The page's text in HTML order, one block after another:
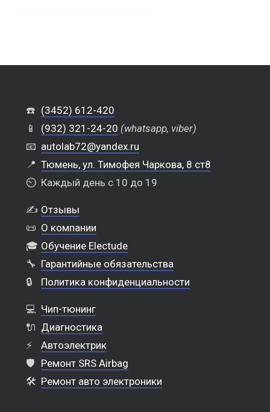
☎️ (3452) 612-420
📱
(932) 321-24-20 (whatsapp, viber)
📧 autolab72@yandex.ru
📍 Тюмень, ул. Тимофея Чаркова, 8 ст8
⏲️ Каждый день с 10 до 19
✍️ Отзывы
📜 О компании
🎓 Обучение Electude
🔧 Гарантийные обязательства
🔒
Политика конфиденциальности
💻 Чип-тюнинг
🔌 Диагностика
⚡
Автоэлектрик
🛡️ Ремонт SRS Airbag
🛠️ Ремонт авто электроники